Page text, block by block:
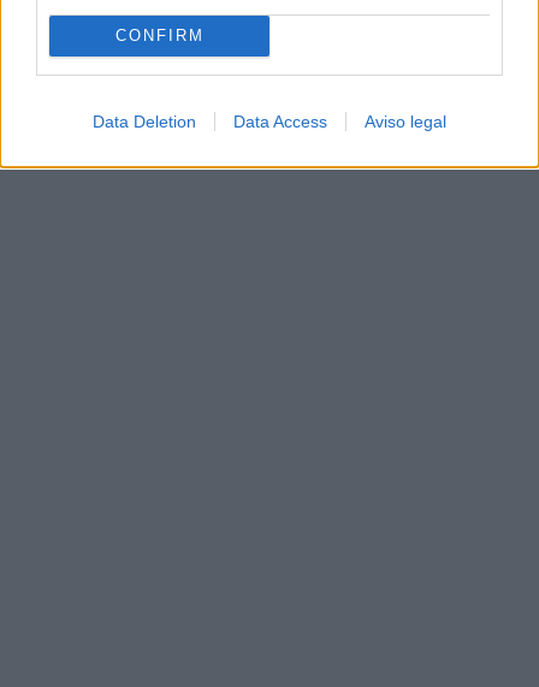
CONFIRM
Data Deletion Data Access Aviso legal